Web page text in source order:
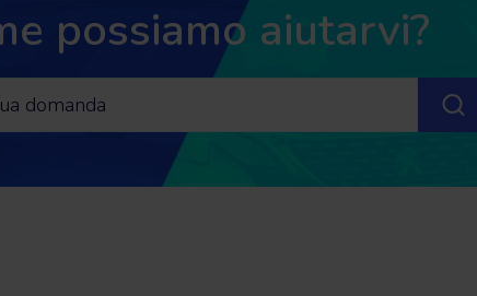
possiamo aiutarvi?